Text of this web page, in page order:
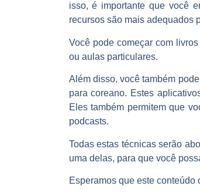
isso, é importante que você
recursos são mais adequados
Você pode começar com
ou aulas particulares.
Além disso, você também
para coreano. Estes
Eles também permitem que
podcasts.
Todas estas técnicas serão
uma delas, para que você
Esperamos que este conteúdo